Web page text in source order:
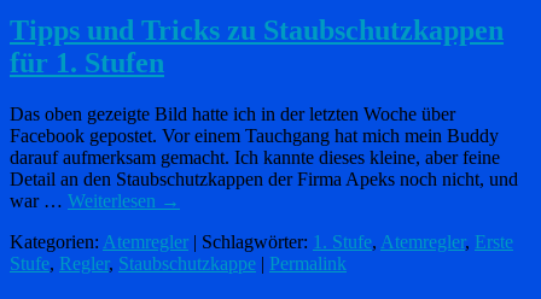
Tipps und Tricks zu Staubschutzkappen
für 1. Stufen
Das oben gezeigte Bild hatte ich in der letzten Woche über
Facebook gepostet. Vor einem Tauchgang hat mich mein Buddy
darauf aufmerksam gemacht. Ich kannte dieses kleine, aber feine
Detail an den Staubschutzkappen der Firma Apeks noch nicht, und
war … Weiterlesen →
Kategorien: Atemregler | Schlagwörter: 1. Stufe, Atemregler, Erste
Stufe, Regler, Staubschutzkappe | Permalink